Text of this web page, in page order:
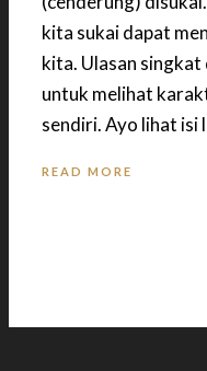
kita sukai dapat
kita. Ulasan singkat
untuk melihat
sendiri. Ayo lihat isi
READ MORE